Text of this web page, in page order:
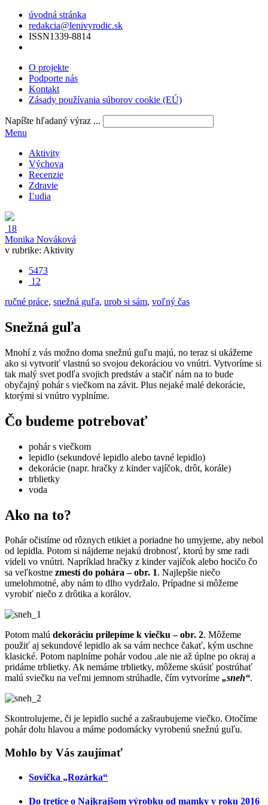
úvodná stránka
redakcia@lenivyrodic.sk
ISSN1339-8814
O projekte
Podporte nás
Kontakt
Zásady používania súborov cookie (EÚ)
Napíšte hľadaný výraz ...
Menu
Aktivity
Výchova
Recenzie
Zdravie
Ľudia
18
Monika Nováková
v rubrike: Aktivity
5473
12
ručné práce, snežná guľa, urob si sám, voľný čas
Snežná guľa
Mnohí z vás možno doma snežnú guľu majú, no teraz si ukážeme
ako si vytvoriť vlastnú so svojou dekoráciou vo vnútri. Vytvoríme si
tak malý svet podľa svojich predstáv a stačiť nám na to bude
obyčajný pohár s viečkom na závit. Plus nejaké malé dekorácie,
ktorými si vnútro vyplníme.
Čo budeme potrebovať
pohár s viečkom
lepidlo (sekundové lepidlo alebo tavné lepidlo)
dekorácie (napr. hračky z kinder vajíčok, drôt, korále)
trblietky
voda
Ako na to?
Pohár očistíme od rôznych etikiet a poriadne ho umyjeme, aby nebol
od lepidla. Potom si nájdeme nejakú drobnosť, ktorú by sme radi
videli vo vnútri. Napríklad hračky z kinder vajíčok alebo hocičo čo
sa veľkostne zmestí do pohára – obr. 1. Najlepšie niečo
umelohmotné, aby nám to dlho vydržalo. Prípadne si môžeme
vyrobiť niečo z drôtika a korálov.
Potom malú dekoráciu prilepíme k viečku – obr. 2. Môžeme
použiť aj sekundové lepidlo ak sa vám nechce čakať, kým uschne
klasické. Potom naplníme pohár vodou ,ale nie až úplne po okraj a
pridáme trblietky. Ak nemáme trblietky, môžeme skúsiť postrúhať
malú sviečku na veľmi jemnom strúhadle, čím vytvoríme „sneh“.
Skontrolujeme, či je lepidlo suché a zašraubujeme viečko. Otočíme
pohár dolu hlavou a máme podomácky vyrobenú snežnú guľu.
Mohlo by Vás zaujímať
Sovička „Rozárka“
Do tretice o Najkrajšom výrobku od mamky v roku 2016